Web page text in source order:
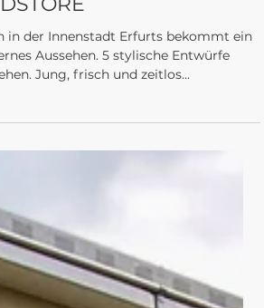
PROJEKTE
TO